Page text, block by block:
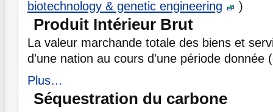
biotechnology & genetic engineering
)
Produit Intérieur Brut
La valeur marchande totale des biens et
d'une nation au cours d'une période donnée
Plus…
Séquestration du carbone